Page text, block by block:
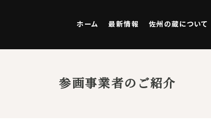
ホーム 最新情報 佐州の蔵について
参画事業者のご紹介